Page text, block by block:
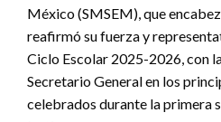
México (SMSEM), que
reafirmó su fuerza y
Ciclo Escolar 2025-2026, con
Secretario General en los
celebrados durante la primera